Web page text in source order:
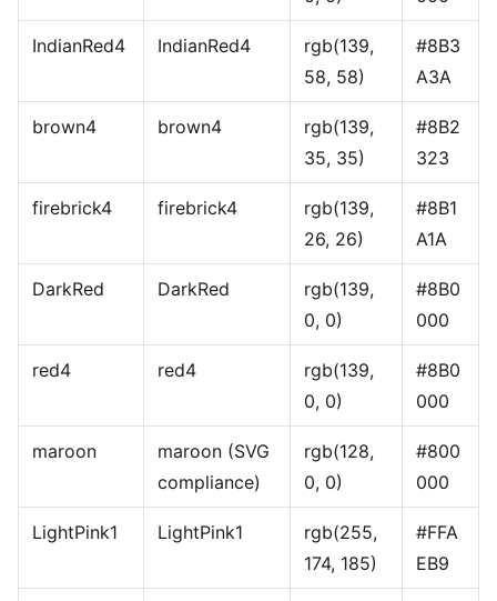
IndianRed4 IndianRed4
rgb(139,
58, 58)
#8B3
A3A
brown4 brown4
rgb(139,
35, 35)
#8B2
323
firebrick4 firebrick4
rgb(139,
26, 26)
#8B1
A1A
DarkRed DarkRed
rgb(139,
0, 0)
#8B0
000
red4 red4
rgb(139,
0, 0)
#8B0
000
maroon
maroon (SVG
compliance)
rgb(128,
0, 0)
#800
000
LightPink1 LightPink1
rgb(255,
174, 185)
#FFA
EB9